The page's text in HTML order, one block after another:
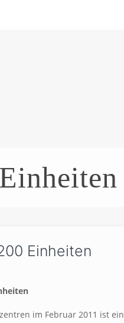
Einheiten
im Februar 2011 ist